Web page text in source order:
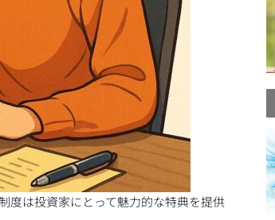
度は投資家にとって魅力的な特典を提供